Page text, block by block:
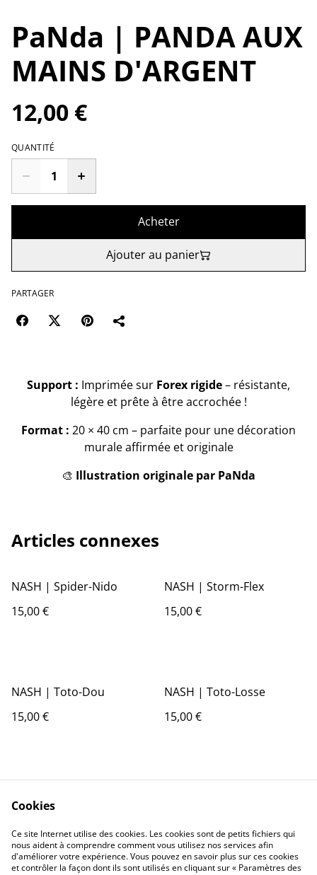
PaNda | PANDA AUX
MAINS D'ARGENT
12,00 €
QUANTITÉ
Acheter
Ajouter au panier
PARTAGER
Support : Imprimée sur Forex rigide– résistante,
légère et prête à être accrochée !
Format : 20 × 40 cm – parfaite pour une décoration
murale affirmée et originale
🎨 Illustration originale par PaNda
Articles connexes
NASH | Spider-Nido
15,00 €
NASH | Storm-Flex
15,00 €
NASH | Toto-Dou
15,00 €
NASH | Toto-Losse
15,00 €
Contactez-nous
Conditions
Politique de
Politique de cookies
Cookies
Ce site Internet utilise des cookies. Les cookies sont de petits fichiers qui
nous aident à comprendre comment vous utilisez nos services afin
d'améliorer votre expérience. Vous pouvez en savoir plus sur ces cookies
et contrôler la façon dont ils sont utilisés en cliquant sur « Paramètres des